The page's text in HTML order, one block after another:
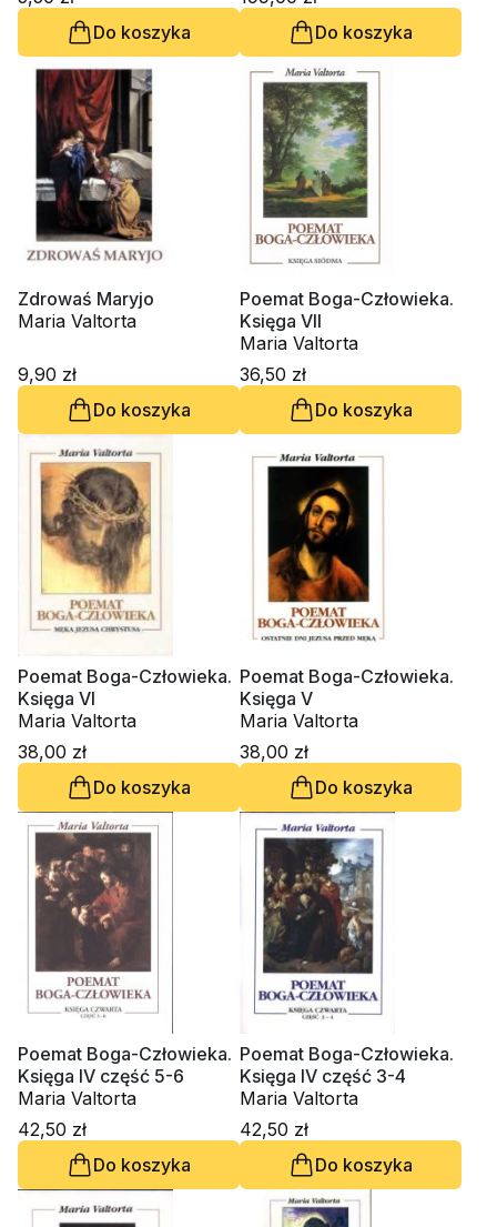
Do koszyka
Do koszyka
Zdrowaś Maryjo
Maria Valtorta
9,90 zł
Do koszyka
Poemat Boga-Człowieka.
Księga VII
Maria Valtorta
36,50 zł
Do koszyka
Poemat Boga-Człowieka.
Księga VI
Maria Valtorta
38,00 zł
Do koszyka
Poemat Boga-Człowieka.
Księga V
Maria Valtorta
38,00 zł
Do koszyka
Poemat Boga-Człowieka.
Księga IV część 5-6
Maria Valtorta
42,50 zł
Do koszyka
Poemat Boga-Człowieka.
Księga IV część 3-4
Maria Valtorta
42,50 zł
Do koszyka